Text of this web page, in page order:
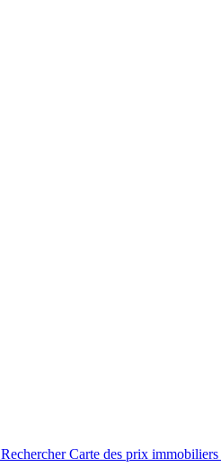
Rechercher Carte des prix immobiliers